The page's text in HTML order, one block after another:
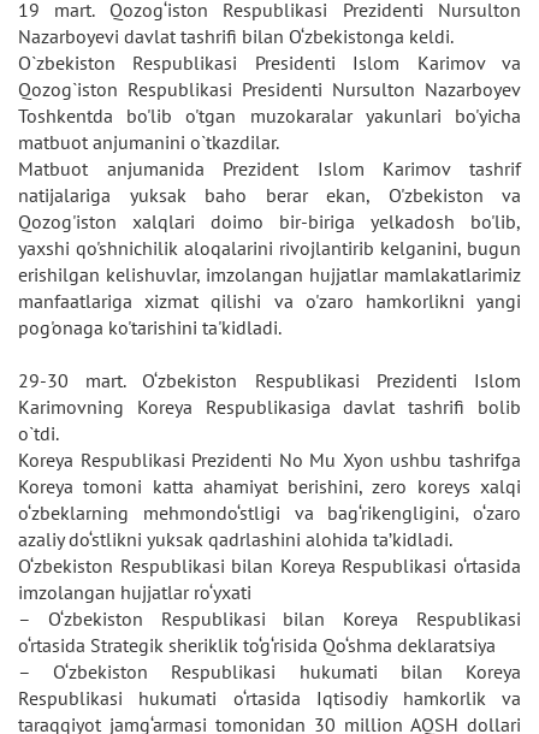
19 mart. Qozog‘iston Respublikasi Prezidenti Nursulton
Nazarboyevi davlat tashrifi bilan O‘zbekistonga keldi.
O`zbekiston Respublikasi Presidenti Islom Karimov va
Qozog`iston Respublikasi Presidenti Nursulton Nazarboyev
Toshkentda bo'lib o'tgan muzokaralar yakunlari bo'yicha
matbuot anjumanini o`tkazdilar.
Matbuot anjumanida Prezident Islom Karimov tashrif
natijalariga yuksak baho berar ekan, O'zbekiston va
Qozog'iston xalqlari doimo bir-biriga yelkadosh bo'lib,
yaxshi qo'shnichilik aloqalarini rivojlantirib kelganini, bugun
erishilgan kelishuvlar, imzolangan hujjatlar mamlakatlarimiz
manfaatlariga xizmat qilishi va o'zaro hamkorlikni yangi
pog'onaga ko'tarishini ta'kidladi.
29-30 mart. O‘zbekiston Respublikasi Prezidenti Islom
Karimovning Koreya Respublikasiga davlat tashrifi bolib
o`tdi.
Koreya Respublikasi Prezidenti No Mu Xyon ushbu tashrifga
Koreya tomoni katta ahamiyat berishini, zero koreys xalqi
o‘zbeklarning mehmondo‘stligi va bag‘rikengligini, o‘zaro
azaliy do‘stlikni yuksak qadrlashini alohida ta’kidladi.
O‘zbekiston Respublikasi bilan Koreya Respublikasi o‘rtasida
imzolangan hujjatlar ro‘yxati
– O‘zbekiston Respublikasi bilan Koreya Respublikasi
o‘rtasida Strategik sheriklik to‘g‘risida Qo‘shma deklaratsiya
– O‘zbekiston Respublikasi hukumati bilan Koreya
Respublikasi hukumati o‘rtasida Iqtisodiy hamkorlik va
taraqqiyot jamg‘armasi tomonidan 30 million AQSH dollari